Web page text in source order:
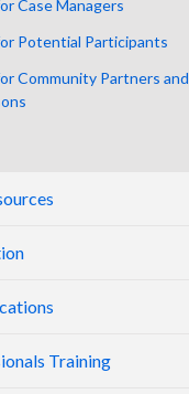
Case Managers
Potential Participants
Community Partners and
of My Health Care Toolkit
Fact Sheets
and DataTraining